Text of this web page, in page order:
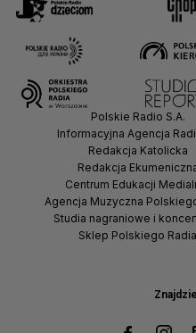
Polskie Radio S.A.
Informacyjna Agencja
Redakcja Katolicka
Redakcja
Centrum Edukacji
Agencja Muzyczna
Studia nagraniowe i
Sklep Polskiego Radia